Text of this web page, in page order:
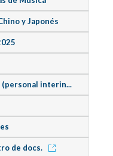
y Japonés
interin...
de docs.